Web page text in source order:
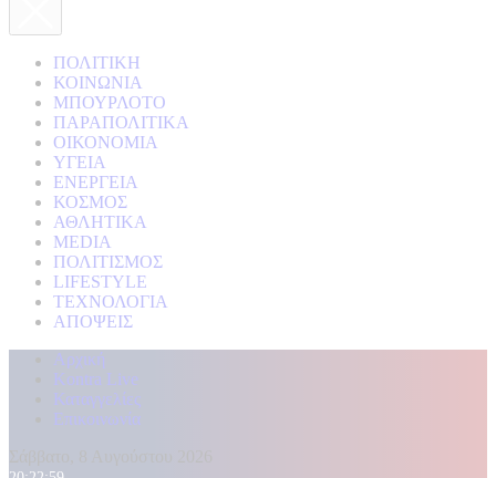
ΠΟΛΙΤΙΚΗ
ΚΟΙΝΩΝΙΑ
ΜΠΟΥΡΛΟΤΟ
ΠΑΡΑΠΟΛΙΤΙΚΑ
ΟΙΚΟΝΟΜΙΑ
ΥΓΕΙΑ
ΕΝΕΡΓΕΙΑ
ΚΟΣΜΟΣ
ΑΘΛΗΤΙΚΑ
MEDIA
ΠΟΛΙΤΙΣΜΟΣ
LIFESTYLE
ΤΕΧΝΟΛΟΓΙΑ
ΑΠΟΨΕΙΣ
Αρχική
Kontra Live
Καταγγελίες
Επικοινωνία